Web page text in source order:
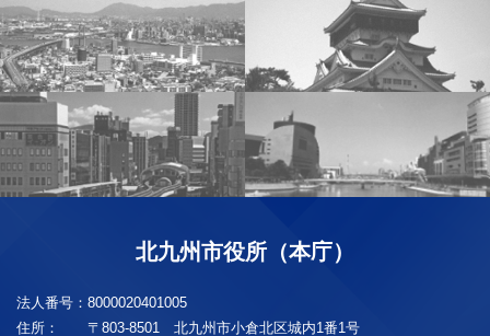
北九州市役所（本庁）
法人番号： 8000020401005
住所：
〒803-8501 北九州市小倉北区城内1番1号